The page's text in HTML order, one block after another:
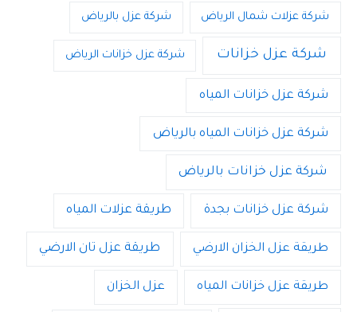
شركة عزلات شمال الرياض شركة عزل بالرياض
شركة عزل خزانات شركة عزل خزانات الرياض
شركة عزل خزانات المياه
شركة عزل خزانات المياه بالرياض
شركة عزل خزانات بالرياض
شركة عزل خزانات بجدة طريقة عزلات المياه
طريقة عزل الخزان الارضي طريقة عزل تان الارضي
طريقة عزل خزانات المياه عزل الخزان